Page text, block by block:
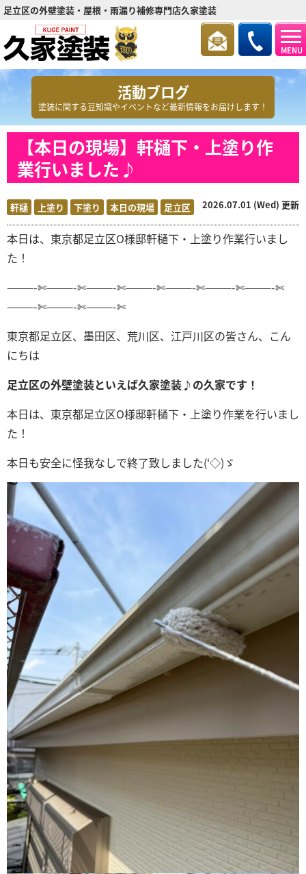
MENU
足立区の外壁塗装・屋根・雨漏り補修専門店久家塗装
活動ブログ
塗装に関する豆知識やイベントなど最新情報をお届けします！
【本日の現場】軒樋下・上塗り作
業行いました♪
軒樋 上塗り 下塗り 本日の現場 足立区 2026.07.01 (Wed) 更新
本日は、東京都足立区O様邸軒樋下・上塗り作業行いまし
た！
———-✄———-✄———-✄———-✄———-✄———-✄———-✄
———-✄———-✄———-✄
東京都足立区、墨田区、荒川区、江戸川区の皆さん、こん
にちは
足立区の外壁塗装といえば久家塗装♪の久家です！
本日は、東京都足立区O様邸軒樋下・上塗り作業を行いまし
た！
本日も安全に怪我なしで終了致しました(‘◇)ゞ